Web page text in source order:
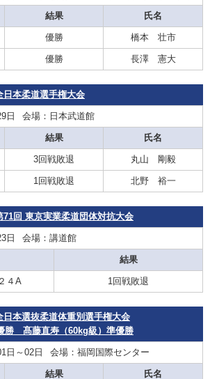
結果 氏名
優勝 橋本 壮市
優勝 長澤 憲大
本柔道選手権大会
日 会場：日本武道館
結果 氏名
3回戦敗退 丸山 剛毅
1回戦敗退 北野 裕一
回 東京実業柔道団体対抗大会
日 会場：講道館
結果
４A 1回戦敗退
本選抜柔道体重別選手権大会
勝 髙藤直寿（60kg級）準優勝
日～02日 会場：福岡国際センター
結果 氏名